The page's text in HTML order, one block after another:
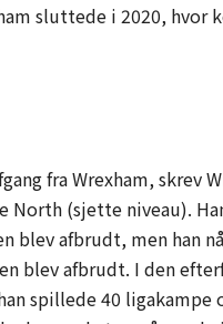
sluttede i 2020,
fra Wrexham,
(sjette niveau).
blev afbrudt, men han
blev afbrudt. I den
spillede 40 ligakampe